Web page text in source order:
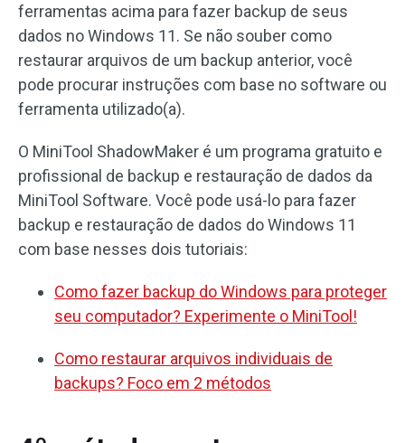
ferramentas acima para fazer backup de seus
dados no Windows 11. Se não souber como
restaurar arquivos de um backup anterior, você
pode procurar instruções com base no software ou
ferramenta utilizado(a).
O MiniTool ShadowMaker é um programa gratuito e
profissional de backup e restauração de dados da
MiniTool Software. Você pode usá-lo para fazer
backup e restauração de dados do Windows 11
com base nesses dois tutoriais:
Como fazer backup do Windows para proteger
seu computador? Experimente o MiniTool!
Como restaurar arquivos individuais de
backups? Foco em 2 métodos